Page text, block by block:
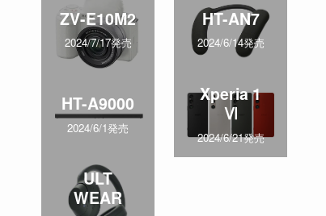
ZV-E10M2
2024/7/17発売
HT-AN7
2024/6/14発売
HT-A9000
2024/6/1発売
Xperia 1
Ⅵ
2024/6/21発売
ULT
WEAR